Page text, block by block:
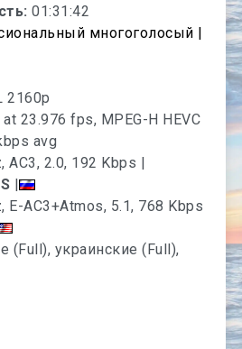
01:31:42
многоголосый |
2160p
23.976 fps, MPEG-H HEVC
avg
AC3, 2.0, 192 Kbps |
|
E-AC3+Atmos, 5.1, 768 Kbps
(Full), украинские (Full),